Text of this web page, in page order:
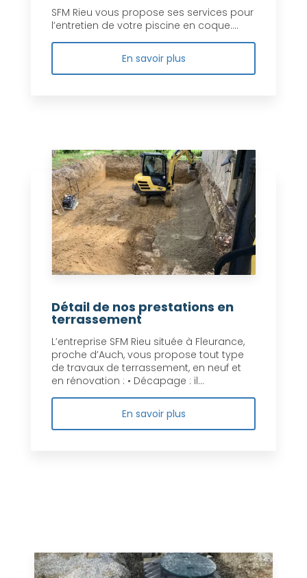
SFM Rieu vous propose ses services pour
l’entretien de votre piscine en coque....
En savoir plus
Détail de nos prestations en
terrassement
L’entreprise SFM Rieu située à Fleurance,
proche d’Auch, vous propose tout type
de travaux de terrassement, en neuf et
en rénovation : • Décapage : il...
En savoir plus